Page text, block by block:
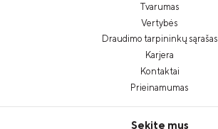
Tvarumas
Vertybės
Draudimo tarpininkų sąrašas
Karjera
Kontaktai
Prieinamumas
Sekite mus